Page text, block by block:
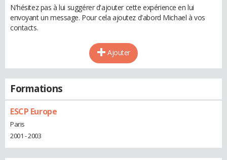
N'hésitez pas à lui suggérer d'ajouter cette expérience en lui
envoyant un message. Pour cela ajoutez d'abord Michael à vos
contacts.
Ajouter
Formations
ESCP Europe
Paris
2001 - 2003